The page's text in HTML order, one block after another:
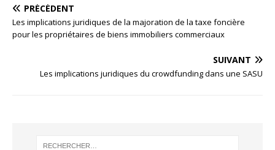
PRÉCÉDENT
Les implications juridiques de la majoration de la taxe foncière
pour les propriétaires de biens immobiliers commerciaux
SUIVANT
Les implications juridiques du crowdfunding dans une SASU